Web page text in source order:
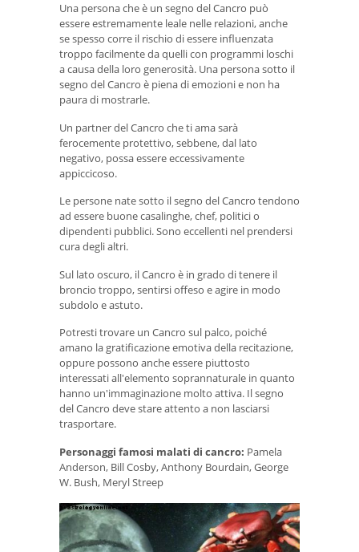
Una persona che è un segno del Cancro può
essere estremamente leale nelle relazioni, anche
se spesso corre il rischio di essere influenzata
troppo facilmente da quelli con programmi loschi
a causa della loro generosità. Una persona sotto il
segno del Cancro è piena di emozioni e non ha
paura di mostrarle.
Un partner del Cancro che ti ama sarà
ferocemente protettivo, sebbene, dal lato
negativo, possa essere eccessivamente
appiccicoso.
Le persone nate sotto il segno del Cancro tendono
ad essere buone casalinghe, chef, politici o
dipendenti pubblici. Sono eccellenti nel prendersi
cura degli altri.
Sul lato oscuro, il Cancro è in grado di tenere il
broncio troppo, sentirsi offeso e agire in modo
subdolo e astuto.
Potresti trovare un Cancro sul palco, poiché
amano la gratificazione emotiva della recitazione,
oppure possono anche essere piuttosto
interessati all'elemento soprannaturale in quanto
hanno un'immaginazione molto attiva. Il segno
del Cancro deve stare attento a non lasciarsi
trasportare.
Personaggi famosi malati di cancro: Pamela
Anderson, Bill Cosby, Anthony Bourdain, George
W. Bush, Meryl Streep